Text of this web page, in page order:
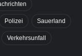
Polizei Sauerland
Verkehrsunfall